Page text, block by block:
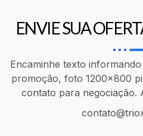
ENVIE SUA
Encaminhe texto
promoção, foto 1200x800
contato para negociação.